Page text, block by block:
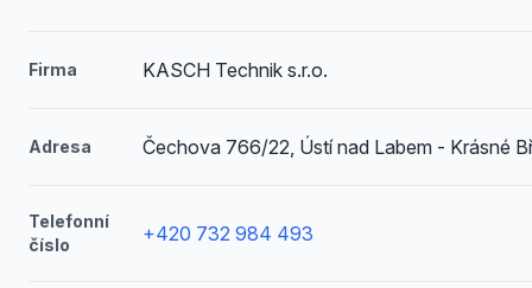
Firma KASCH Technik s.r.o.
Adresa Čechova 766/22, Ústí nad Labem - Krásné
Telefonní
číslo
+420 732 984 493